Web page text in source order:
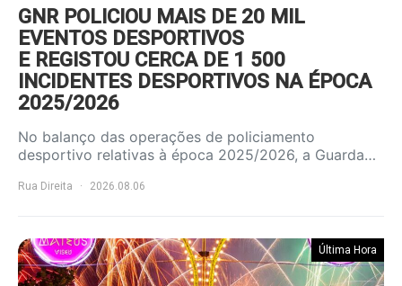
GNR POLICIOU MAIS DE 20 MIL
EVENTOS DESPORTIVOS
E REGISTOU CERCA DE 1 500
INCIDENTES DESPORTIVOS NA ÉPOCA
2025/2026
No balanço das operações de policiamento
desportivo relativas à época 2025/2026, a Guarda…
Rua Direita 2026.08.06
Última Hora